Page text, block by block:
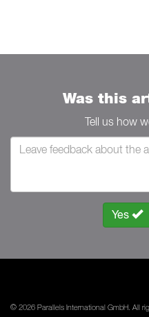
Was this
Tell us how
Yes
© 2026 Parallels International GmbH. All